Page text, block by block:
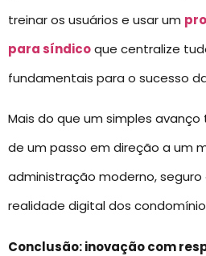
treinar os usuários e usar um
para síndicoque centralize
fundamentais para o sucesso
Mais do que um simples
de um passo em direção a um
administração moderno,
realidade digital dos
Conclusão: inovação com